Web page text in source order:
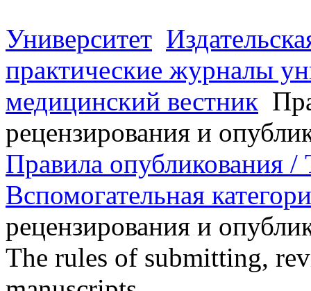
Университет
практические журналы
медицинский вестник
рецензирования и
Правила опубликования
Вспомогательная
рецензирования и
The rules of submitting,